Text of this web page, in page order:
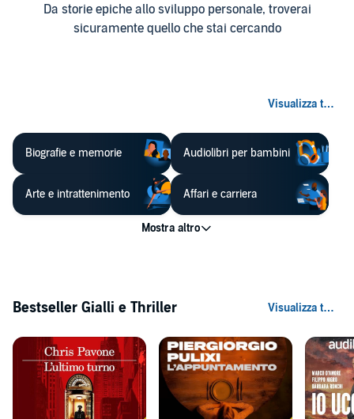
Da storie epiche allo sviluppo personale, troverai
sicuramente quello che stai cercando
Biografie e memorie Audiolibri per bambini
Arte e intrattenimento Affari e carriera
Bestseller Gialli e Thriller